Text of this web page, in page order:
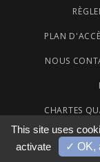
PLAN
NOUS
CHARTES
This site uses
activate
✓ OK,